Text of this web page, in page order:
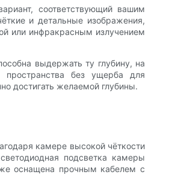
соответствующий вашим
и детальные изображения,
или инфракрасным излучением
выдержать ту глубину, на
пространства без ущерба для
достигать желаемой глубины.
камере высокой чёткости
подсветка камеры
оснащена прочным кабелем с